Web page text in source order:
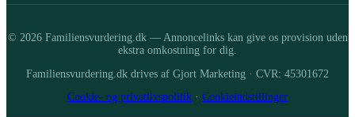
© 2026 Familiensvurdering.dk — Annoncelinks kan give os provision uden
ekstra omkostning for dig.
Familiensvurdering.dk drives af Gjort Marketing · CVR: 45301672
Cookie- og privatlivspolitik · Cookieindstillinger